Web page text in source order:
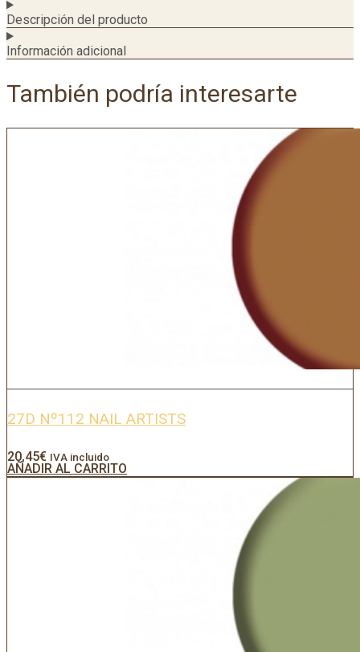
Descripción del producto
Información adicional
También podría interesarte
27D Nº112 NAIL ARTISTS
20,45€ IVA incluido
AÑADIR AL CARRITO